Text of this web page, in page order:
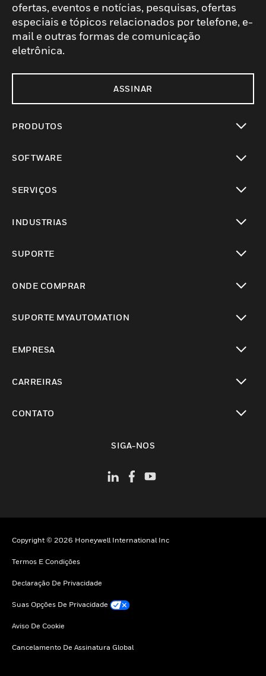
ofertas, eventos e notícias, pesquisas, ofertas
especiais e tópicos relacionados por telefone, e-
mail e outras formas de comunicação
eletrônica.
ASSINAR
PRODUTOS
SOFTWARE
SERVIÇOS
INDUSTRIAS
SUPORTE
ONDE COMPRAR
SUPORTE MYAUTOMATION
EMPRESA
CARREIRAS
CONTATO
SIGA-NOS
Copyright © 2026 Honeywell International Inc
Termos E Condições
Declaração De Privacidade
Suas Opções De Privacidade
Aviso De Cookie
Cancelamento De Assinatura Global